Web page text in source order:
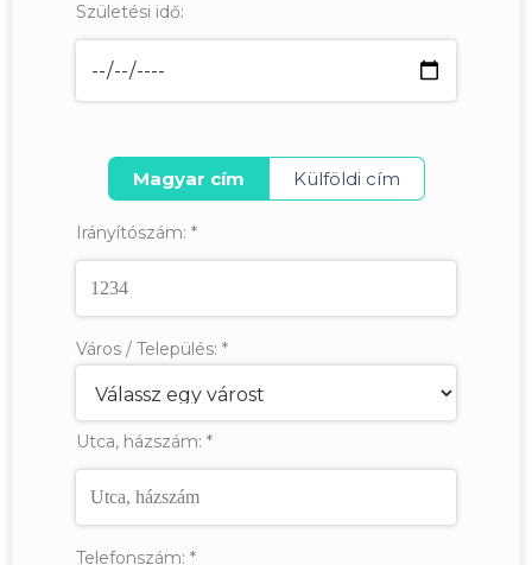
Születési idő:
Magyar cím Külföldi cím
Irányítószám: *
Város / Település: *
Utca, házszám: *
Telefonszám: *